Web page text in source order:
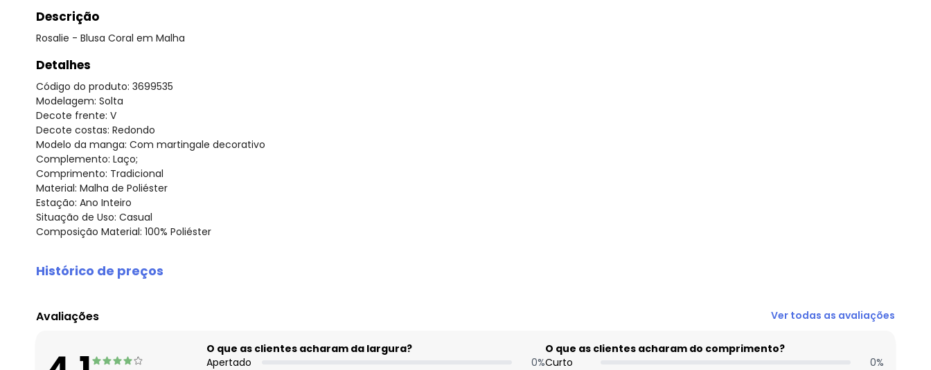
Descrição
Rosalie - Blusa Coral em Malha
Detalhes
Código do produto: 3699535
Modelagem: Solta
Decote frente: V
Decote costas: Redondo
Modelo da manga: Com martingale decorativo
Complemento: Laço;
Comprimento: Tradicional
Material: Malha de Poliéster
Estação: Ano Inteiro
Situação de Uso: Casual
Composição Material: 100% Poliéster
Histórico de preços
agosto/2026
N/D*
maio/2026 N/D*
Avaliações Ver todas as avaliações
O que as clientes acharam da largura?
Apertado
0%
O que as clientes acharam do comprimento?
Curto
0%